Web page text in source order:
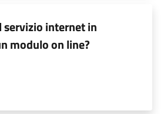
servizio internet in
modulo on line?